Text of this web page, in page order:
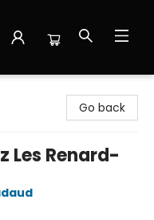
Go back
Les Renard-